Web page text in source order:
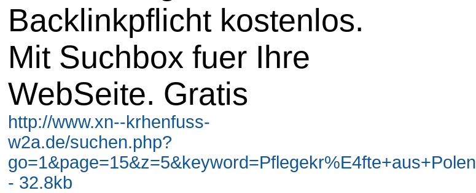
Backlinkpflicht kostenlos.
Mit Suchbox fuer Ihre
WebSeite. Gratis
http://www.xn--krhenfuss-
w2a.de/suchen.php?
go=1&page=15&z=5&keyword=Pflegekr%E4fte+aus+Polen
- 32.8kb